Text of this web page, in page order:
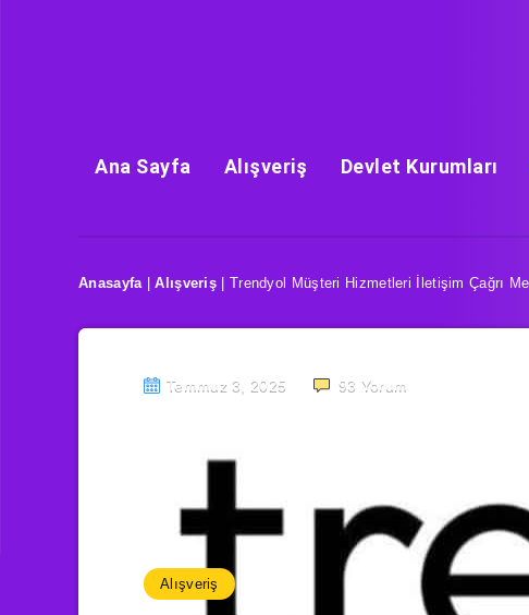
Ana Sayfa Alışveriş Devlet Kurumları
Anasayfa|Alışveriş Trendyol Müşteri Hizmetleri İletişim Çağrı
Temmuz 3, 2025 93 Yorum
Alışveriş